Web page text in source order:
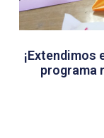
¡Extendimos
programa